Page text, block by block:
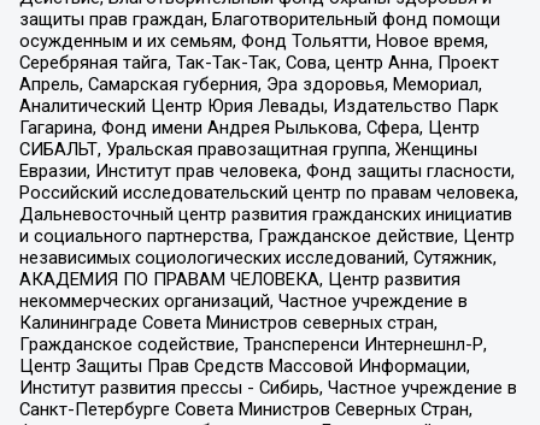
защиты прав граждан, Благотворительный фонд помощи
осужденным и их семьям, Фонд Тольятти, Новое время,
Серебряная тайга, Так-Так-Так, Сова, центр Анна, Проект
Апрель, Самарская губерния, Эра здоровья, Мемориал,
Аналитический Центр Юрия Левады, Издательство Парк
Гагарина, Фонд имени Андрея Рылькова, Сфера, Центр
СИБАЛЬТ, Уральская правозащитная группа, Женщины
Евразии, Институт прав человека, Фонд защиты гласности,
Российский исследовательский центр по правам человека,
Дальневосточный центр развития гражданских инициатив
и социального партнерства, Гражданское действие, Центр
независимых социологических исследований, Сутяжник,
АКАДЕМИЯ ПО ПРАВАМ ЧЕЛОВЕКА, Центр развития
некоммерческих организаций, Частное учреждение в
Калининграде Совета Министров северных стран,
Гражданское содействие, Трансперенси Интернешнл-Р,
Центр Защиты Прав Средств Массовой Информации,
Институт развития прессы - Сибирь, Частное учреждение в
Санкт-Петербурге Совета Министров Северных Стран,